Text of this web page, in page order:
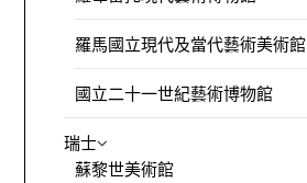
羅馬國立現代及當代藝術美術館
國立二十一世紀藝術博物館
瑞士
蘇黎世美術館